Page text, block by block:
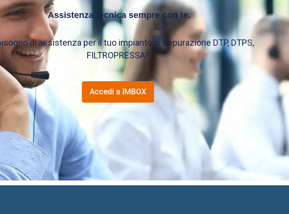
Assistenza tecnica sempre con te.
di assistenza per il tuo impianto di depurazione DTP, DTPS,
FILTROPRESSA?
Accedi a IMBOX